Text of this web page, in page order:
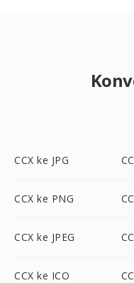
CCX ke JPG
CCX ke PNG
CCX ke JPEG
CCX ke ICO